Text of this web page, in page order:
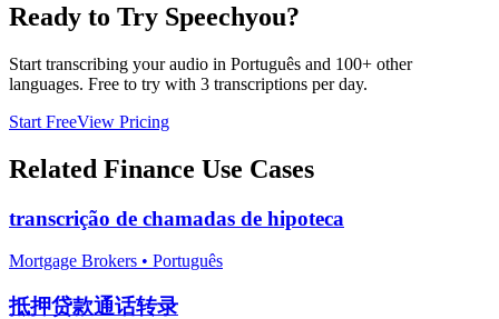
Ready to Try Speechyou?
Start transcribing your audio in Português and 100+ other
languages. Free to try with 3 transcriptions per day.
Start FreeView Pricing
Related Finance Use Cases
transcrição de chamadas de hipoteca
Mortgage Brokers • Português
抵押贷款通话转录